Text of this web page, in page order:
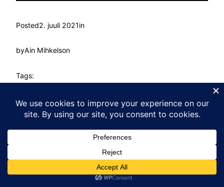
Posted2. juuli 2021in
byAin Mihkelson
Tags:
Kasvu Labor Proudly powered by WordPress